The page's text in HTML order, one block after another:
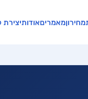
מחירוןמאמריםאודות